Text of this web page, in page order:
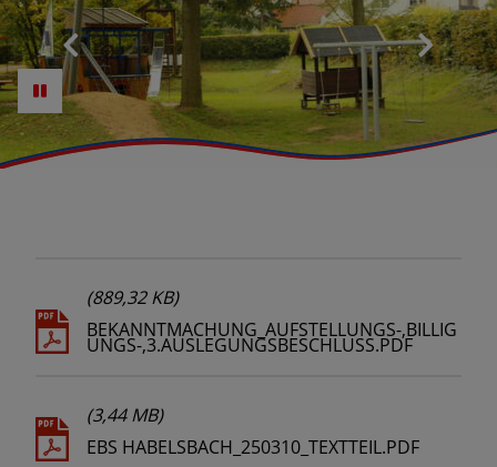
(889,32 KB)
BEKANNTMACHUNG_AUFSTELLUNGS-,BILLIG
UNGS-,3.AUSLEGUNGSBESCHLUSS.PDF
(3,44 MB)
EBS HABELSBACH_250310_TEXTTEIL.PDF